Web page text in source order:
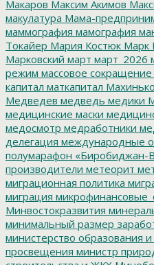
Макаров Максим Акимов
макулатура Мама-
маммография мамография
Токайер Мария Костюк Марк
Марковский март март_2026
режим массовое сокращение
капитал маткапитал Махинько
Медведев медведь медики
медицинские маски
медосмотр медработники
делегация международные
полумарафон «Биробиджан-
производители метеорит
миграционная политика
миграция
Минвостокразвития
минимальный размер
министерство образования
просвещения министр